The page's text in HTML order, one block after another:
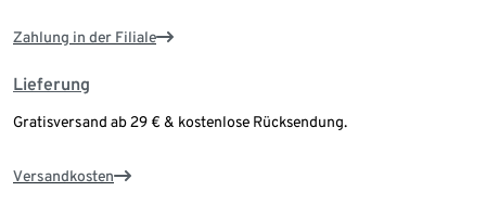
Zahlung in der Filiale
Lieferung
Gratisversand ab 29 € & kostenlose Rücksendung.
Versandkosten